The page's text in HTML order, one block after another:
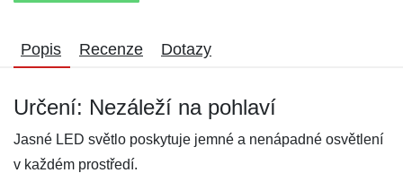
Popis Recenze Dotazy
Určení: Nezáleží na pohlaví
Jasné LED světlo poskytuje jemné a nenápadné osvětlení
v každém prostředí.